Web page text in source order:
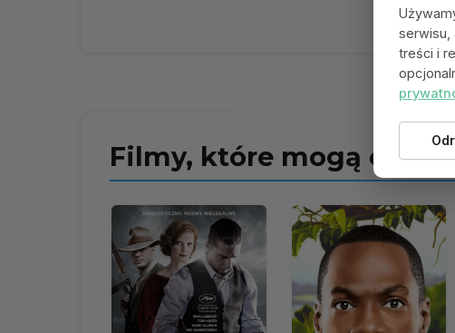
Filmy, które mogą ci się
serwisu,
treści i